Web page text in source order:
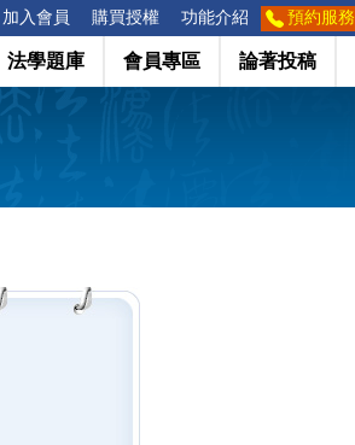
加入會員 購買授權 功能介紹 預約服務
法學題庫 會員專區 論著投稿